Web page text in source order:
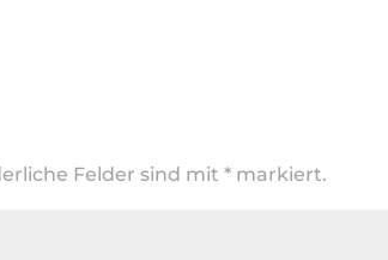
Felder sind mit * markiert.